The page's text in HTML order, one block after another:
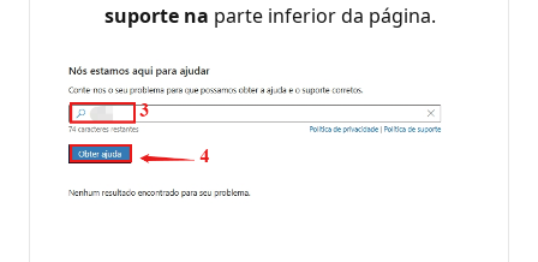
suporte na parte inferior da página.